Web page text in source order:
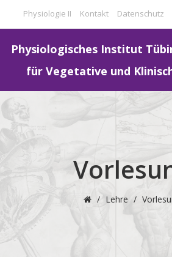
Physiologie II Kontakt Datenschutz
Physiologisches Institut
für Vegetative und
/ Lehre /